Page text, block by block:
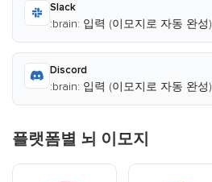
Slack
:brain: 입력 (이모지로 자동 완성)
Discord
:brain: 입력 (이모지로 자동 완성)
플랫폼별 뇌 이모지